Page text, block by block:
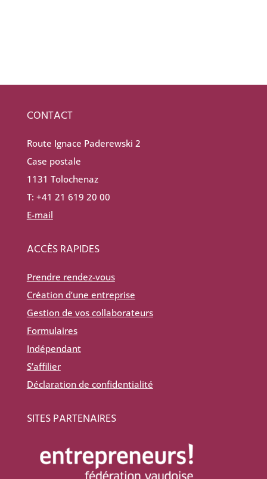
CONTACT
Route Ignace Paderewski 2
Case postale
1131 Tolochenaz
T: +41 21 619 20 00
E-mail
ACCÈS RAPIDES
Prendre rendez-vous
Création d’une entreprise
Gestion de vos collaborateurs
Formulaires
Indépendant
S’affilier
Déclaration de confidentialité
SITES PARTENAIRES